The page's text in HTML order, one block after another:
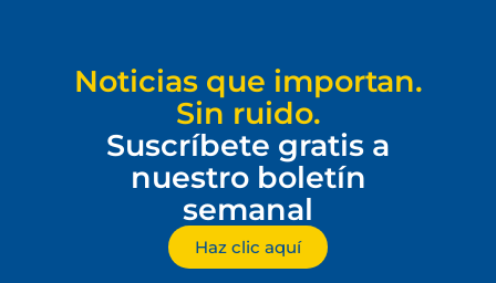
Noticias que importan.
Sin ruido.
Suscríbete gratis a
nuestro boletín
semanal
Haz clic aquí